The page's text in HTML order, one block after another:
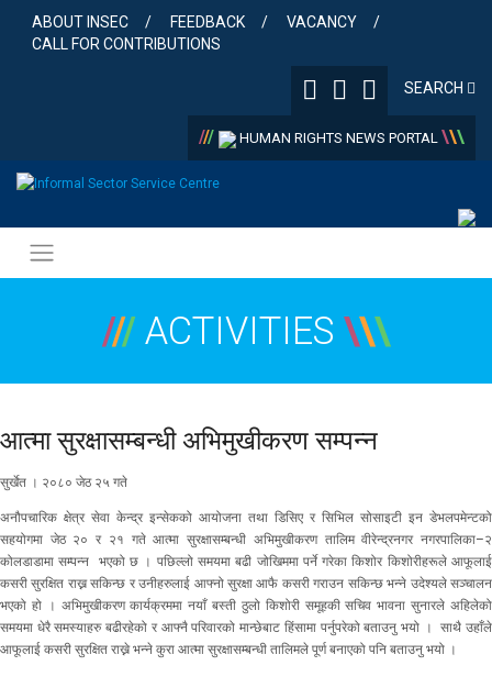
content
ABOUT INSEC FEEDBACK
VACANCY
CALL FOR CONTRIBUTIONS
SEARCH
/// HUMAN RIGHTS NEWS PORTAL \\\
/// ACTIVITIES \\\
आत्मा सुरक्षासम्बन्धी अभिमुखीकरण सम्पन्न
सुर्खेत । २०८० जेठ २५ गते
अनौपचारिक क्षेत्र सेवा केन्द्र इन्सेकको आयोजना तथा डिसिए र सिभिल सोसाइटी इन डेभलपमेन्टको
सहयोगमा जेठ २० र २१ गते आत्मा सुरक्षासम्बन्धी अभिमुखीकरण तालिम वीरेन्द्रनगर नगरपालिका–२
कोलडाडामा सम्पन्न भएको छ । पछिल्लो समयमा बढी जोखिममा पर्ने गरेका किशोर किशोरीहरूले आफूलाई
कसरी सुरक्षित राख्न सकिन्छ र उनीहरुलाई आफ्नो सुरक्षा आफै कसरी गराउन सकिन्छ भन्ने उदेश्यले सञ्चालन
भएको हो । अभिमुखीकरण कार्यक्रममा नयाँ बस्ती ठुलो किशोरी समूहकी सचिव भावना सुनारले अहिलेको
समयमा धेरै समस्याहरु बढीरहेको र आफ्नै परिवारको मान्छेबाट हिंसामा पर्नुपरेको बताउनु भयो । साथै उहाँले
आफूलाई कसरी सुरक्षित राख्ने भन्ने कुरा आत्मा सुरक्षासम्बन्धी तालिमले पूर्ण बनाएको पनि बताउनु भयो ।